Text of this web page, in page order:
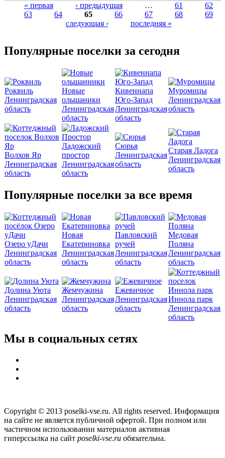
Страницы
« первая ‹ предыдущая … 61
62
63
64 65 66 67 68
69
следующая ›
последняя »
Популярные поселки за сегодня
Роквиль
Ленинградская
область
Новые
ольшаники
Ленинградская
область
Кивеннапа
Юго-Запад
Ленинградская
область
Муромицы
Ленинградская
область
Волхов Яр
Ленинградская
область
Ладожский
простор
Ленинградская
область
Сюрья
Ленинградская
область
Старая Ладога
Ленинградская
область
Популярные поселки за все время
Озеро уДачи
Ленинградская
область
Новая
Екатериновка
Ленинградская
область
Павловский
ручей
Ленинградская
область
Медовая
Поляна
Ленинградская
область
Долина Уюта
Ленинградская
область
Жемчужина
Ленинградская
область
Ежевичное
Ленинградская
область
Иннола парк
Ленинградская
область
Мы в социальных сетях
Copyright © 2013 poselki-vse.ru. All rights reserved. Информация
на сайте не является публичной офертой. При полном или
частичном использовании материалов активная
гиперссылка на сайт poselki-vse.ru​ обязательна.